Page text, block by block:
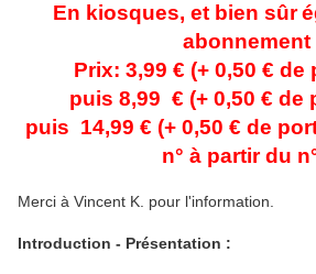
En kiosques, et bien sûr
abonnement
Prix: 3,99 € (+ 0,50 € de
puis 8,99 € (+ 0,50 € de
puis 14,99 € (+ 0,50 € de
n° à partir du
Merci à Vincent K. pour l'information.
Introduction - Présentation :